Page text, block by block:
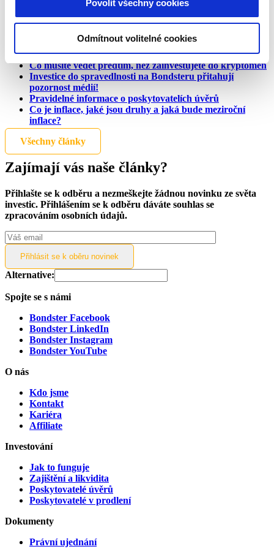
Povolit všechny cookies
Odmítnout volitelné cookies
Nejčtenější články
Investice pro začátečníky – krok za krokem
Co musíte vědět předtím, než zainvestujete do kryptoměn
Investice do spravedlnosti na Bondsteru přitahují
pozornost médií!
Pravidelné informace o poskytovatelích úvěrů
Co je inflace, jaké jsou druhy a jaká bude meziroční
inflace?
Všechny články
Zajímají vás naše články?
Přihlašte se k odběru a nezmeškejte žádnou novinku ze světa
investic. Přihlášením se k odběru dáváte souhlas se
zpracováním osobních údajů.
Alternative:
Spojte se s námi
Bondster Facebook
Bondster LinkedIn
Bondster Instagram
Bondster YouTube
O nás
Kdo jsme
Kontakt
Kariéra
Affiliate
Investování
Jak to funguje
Zajištění a likvidita
Poskytovatelé úvěrů
Poskytovatelé v prodlení
Dokumenty
Právní ujednání